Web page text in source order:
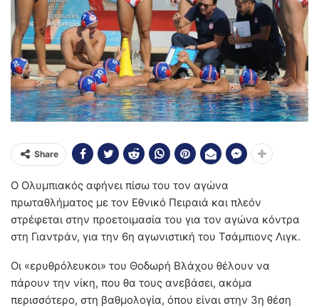
Share
Ο Ολυμπιακός αφήνει πίσω του τον αγώνα
πρωταθλήματος με τον Εθνικό Πειραιά και πλεόν
στρέφεται στην προετοιμασία του για τον αγώνα κόντρα
στη Γιαντράν, για την 6η αγωνιστική του Τσάμπιονς Λιγκ.
Οι «ερυθρόλευκοι» του Θοδωρή Βλάχου θέλουν να
πάρουν την νίκη, που θα τους ανεβάσει, ακόμα
περισσότερο, στη βαθμολογία, όπου είναι στην 3η θέση